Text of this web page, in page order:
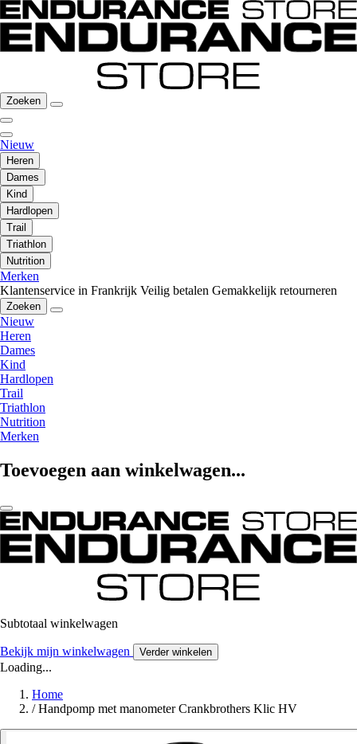
Zoeken
Nieuw
Heren
Dames
Kind
Hardlopen
Trail
Triathlon
Nutrition
Merken
Klantenservice in Frankrijk Veilig betalen Gemakkelijk retourneren
Zoeken
Nieuw
Heren
Dames
Kind
Hardlopen
Trail
Triathlon
Nutrition
Merken
Toevoegen aan winkelwagen...
Subtotaal winkelwagen
Bekijk mijn winkelwagen Verder winkelen
Loading...
Home
/ Handpomp met manometer Crankbrothers Klic HV